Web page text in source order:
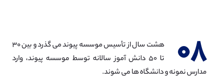
۰۸
هشت سال از تأسیس موسسه پیوند می گذرد و بین ۳۰
تا ۵۰ دانش آموز سالانه توسط موسسه پیوند، وارد
مدارس نمونه و دانشگاه ها می شوند.